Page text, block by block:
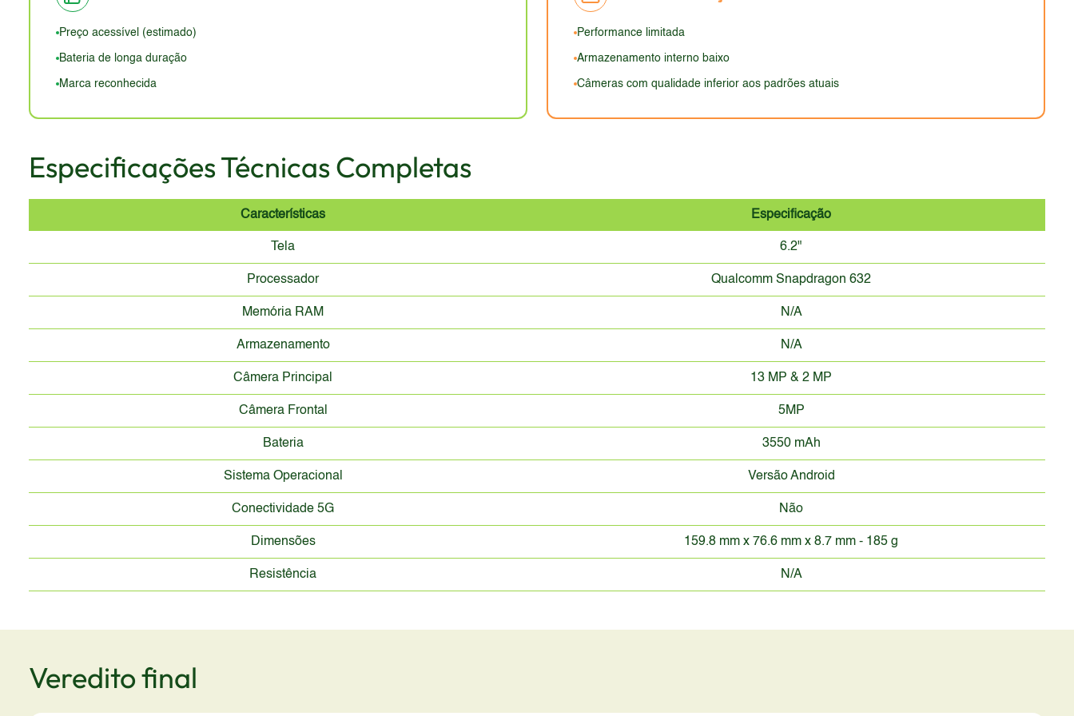
especialmente considerando a ausência de proteção Gorilla Glass ou similar na tela. O visual geral é discreto, sem grandes destaques, com foco na praticidade e no custo-
benefício. A ausência de certificação IP para resistência à água e poeira é uma desvantagem.
Preço acessível (estimado)
Bateria de longa duração
Marca reconhecida
Performance limitada
Armazenamento interno baixo
Câmeras com qualidade inferior aos padrões atuais
Especificações Técnicas Completas
Características Especificação
Tela 6.2"
Processador Qualcomm Snapdragon 632
Memória RAM N/A
Armazenamento N/A
Câmera Principal 13 MP & 2 MP
Câmera Frontal 5MP
Bateria 3550 mAh
Sistema Operacional Versão Android
Conectividade 5G Não
Dimensões 159.8 mm x 76.6 mm x 8.7 mm - 185 g
Resistência N/A
Veredito final